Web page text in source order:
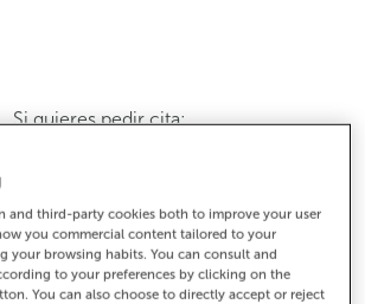
Si quieres pedir cita:
Para todo lo demás:
986447156
and third-party cookies both to improve your user
you commercial content tailored to your
your browsing habits. You can consult and
to your preferences by clicking on the
You can also choose to directly accept or reject